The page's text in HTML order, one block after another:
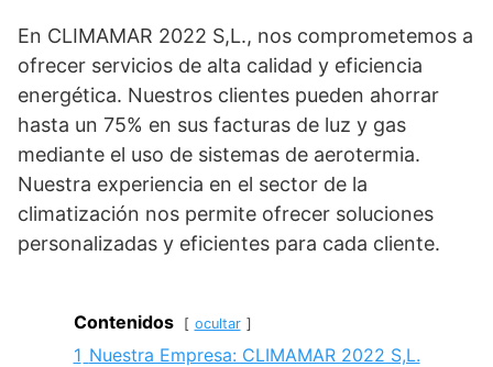
En CLIMAMAR 2022 S,L., nos comprometemos a
ofrecer servicios de alta calidad y eficiencia
energética. Nuestros clientes pueden ahorrar
hasta un 75% en sus facturas de luz y gas
mediante el uso de sistemas de aerotermia.
Nuestra experiencia en el sector de la
climatización nos permite ofrecer soluciones
personalizadas y eficientes para cada cliente.
Contenidos ocultar
1 Nuestra Empresa: CLIMAMAR 2022 S,L.